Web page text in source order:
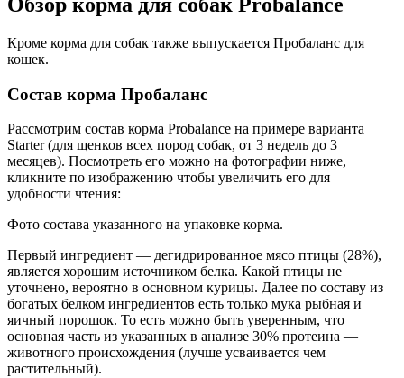
Кроме корма для собак также выпускается Пробаланс для
кошек.
Состав корма Пробаланс
Рассмотрим состав корма Probalance на примере варианта
Starter (для щенков всех пород собак, от 3 недель до 3
месяцев). Посмотреть его можно на фотографии ниже,
кликните по изображению чтобы увеличить его для
удобности чтения:
Фото состава указанного на упаковке корма.
Первый ингредиент — дегидрированное мясо птицы (28%),
является хорошим источником белка. Какой птицы не
уточнено, вероятно в основном курицы. Далее по составу из
богатых белком ингредиентов есть только мука рыбная и
яичный порошок. То есть можно быть уверенным, что
основная часть из указанных в анализе 30% протеина —
животного происхождения (лучше усваивается чем
растительный).